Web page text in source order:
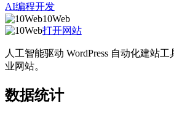
AI编程开发
10Web
打开网站
人工智能驱动 WordPress 自动化建站
业网站。
数据统计